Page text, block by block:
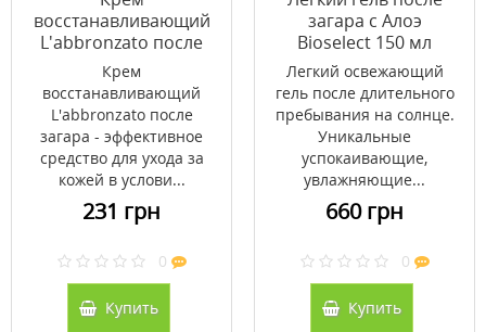
восстанавливающий
L'abbronzato после
загара 150 мл
Крем
восстанавливающий
L'abbronzato после
загара - эффективное
средство для ухода за
кожей в услови...
231 грн
0
Купить
загара с Алоэ
Bioselect 150 мл
Легкий освежающий
гель после длительного
пребывания на солнце.
Уникальные
успокаивающие,
увлажняющие...
660 грн
0
Купить